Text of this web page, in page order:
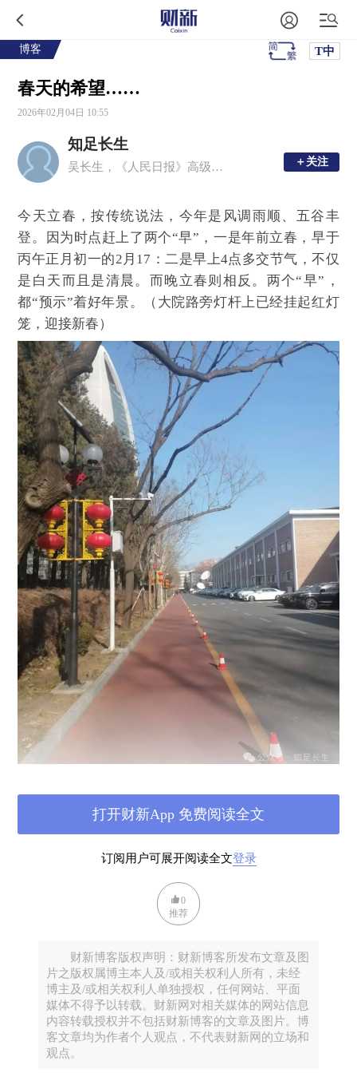
博客 T中
春天的希望……
2026年02月04日 10:55
知足长生
吴长生，《人民日报》高级编辑 ＋关注
＋关注
今天立春，按传统说法，今年是风调雨顺、五谷丰
登。因为时点赶上了两个“早”，一是年前立春，早于
丙午正月初一的2月17：二是早上4点多交节气，不仅
是白天而且是清晨。而晚立春则相反。两个“早”，
都“预示”着好年景。（大院路旁灯杆上已经挂起红灯
笼，迎接新春）
的极端天气，给不给“面子”，让人们欣喜还是失望？
在这之前不久，北京市召开了“两会”，各省市区“两
会”也先后举行。每年的政府工作报告，都会给老百姓
关心国际国内、省市区的大事，更留意与自己生活相
关的“身边事”，尤其是居家养老方面的进展。在北京
市市长的工作报告中，我看到，2025年，“新建50个区
域养老服务中心，新增7701张家庭养老床位”；2026
年，要“实施好养老服务相关法律法规，健全长期护理
订阅用户可展开阅读全文登录
打开财新App 免费阅读全文
0
推荐
财新博客版权声明：财新博客所发布文章及图
片之版权属博主本人及/或相关权利人所有，未经
博主及/或相关权利人单独授权，任何网站、平面
媒体不得予以转载。财新网对相关媒体的网站信息
内容转载授权并不包括财新博客的文章及图片。博
客文章均为作者个人观点，不代表财新网的立场和
观点。